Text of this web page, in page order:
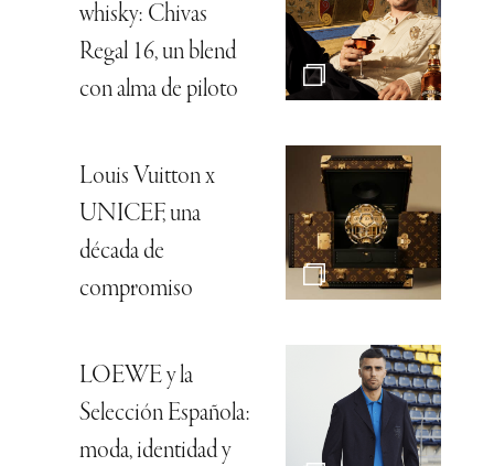
whisky: Chivas
Regal 16, un blend
con alma de piloto
Louis Vuitton x
UNICEF, una
década de
compromiso
LOEWE y la
Selección Española:
moda, identidad y